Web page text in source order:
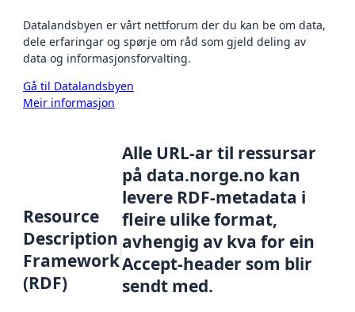
Datalandsbyen er vårt nettforum der du kan be om data,
dele erfaringar og spørje om råd som gjeld deling av
data og informasjonsforvalting.
Gå til Datalandsbyen
Meir informasjon
Resource
Description
Framework
(RDF)
Alle URL-ar til ressursar
på data.norge.no kan
levere RDF-metadata i
fleire ulike format,
avhengig av kva for ein
Accept-header som blir
sendt med.